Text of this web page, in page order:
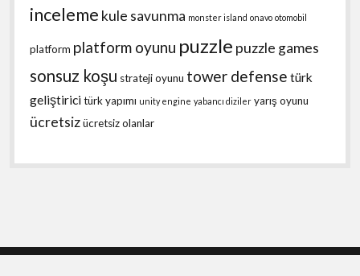
inceleme kule savunma monster island onavo otomobil
platform platform oyunu puzzle puzzle games
sonsuz koşu strateji oyunu tower defense türk
geliştiricitürk yapımı unity engine yabancı diziler yarış oyunu
ücretsizücretsiz olanlar